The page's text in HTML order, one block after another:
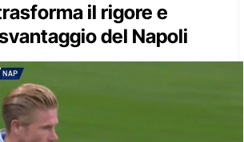
il rigore e
del Napoli